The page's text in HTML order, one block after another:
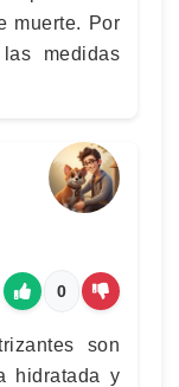
muerte. Por
medidas
0
son
hidratada y